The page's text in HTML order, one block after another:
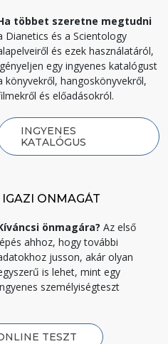
többet szeretne megtudni
Dianetics és a Scientology
és ezek használatáról,
egy ingyenes katalógust
könyvekről, hangoskönyvekről,
és előadásokról.
INGYENES
KATALÓGUS
IGAZI ÖNMAGÁT
önmagára? Az első
ahhoz, hogy további
jusson, akár olyan
is lehet, mint egy
személyiségteszt
TESZT